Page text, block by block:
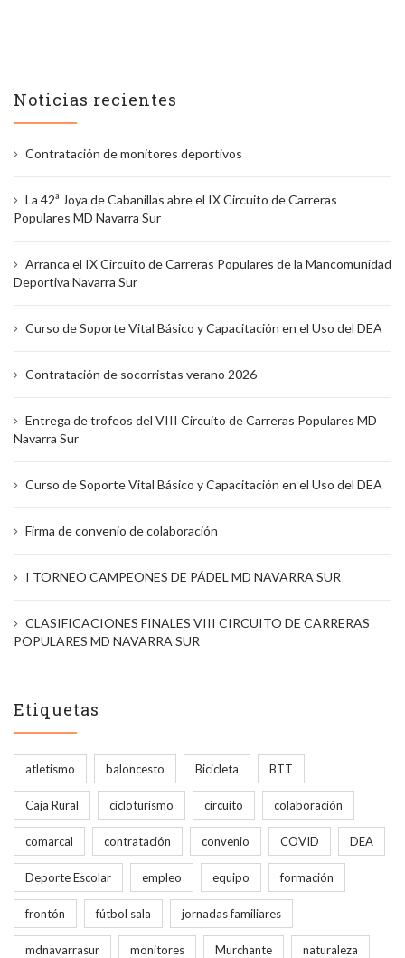
Noticias recientes
Contratación de monitores deportivos
La 42ª Joya de Cabanillas abre el IX Circuito de Carreras
Populares MD Navarra Sur
Arranca el IX Circuito de Carreras Populares de la Mancomunidad
Deportiva Navarra Sur
Curso de Soporte Vital Básico y Capacitación en el Uso del DEA
Contratación de socorristas verano 2026
Entrega de trofeos del VIII Circuito de Carreras Populares MD
Navarra Sur
Curso de Soporte Vital Básico y Capacitación en el Uso del DEA
Firma de convenio de colaboración
I TORNEO CAMPEONES DE PÁDEL MD NAVARRA SUR
CLASIFICACIONES FINALES VIII CIRCUITO DE CARRERAS
POPULARES MD NAVARRA SUR
Etiquetas
atletismo baloncesto Bicicleta BTT
Caja Rural cicloturismo circuito colaboración
comarcal contratación convenio COVID DEA
Deporte Escolar empleo equipo formación
frontón fútbol sala jornadas familiares
mdnavarrasur monitores Murchante naturaleza